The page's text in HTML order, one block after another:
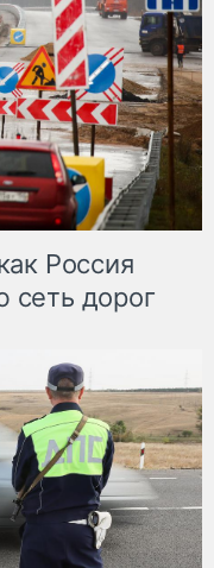
Россия
сеть дорог